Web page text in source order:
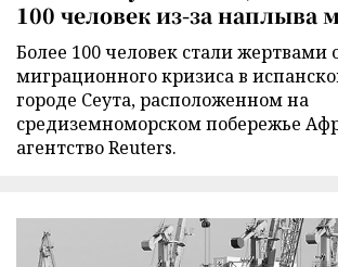
100 человек из-за наплыва
Более 100 человек стали жертвами
миграционного кризиса в
городе Сеута, расположенном на
средиземноморском побережье
агентство Reuters.